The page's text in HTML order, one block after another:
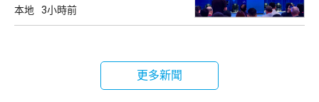
本地 3小時前
更多新聞